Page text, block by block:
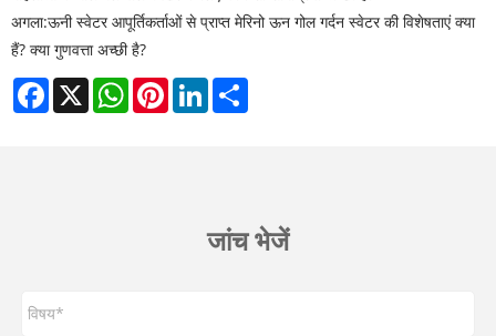
अगला:ऊनी स्वेटर आपूर्तिकर्ताओं से प्राप्त मेरिनो ऊन गोल गर्दन स्वेटर की विशेषताएं क्या
हैं? क्या गुणवत्ता अच्छी है?
Facebook
X WhatsAppPinterestLinkedIn
जांच भेजें